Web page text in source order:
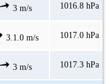
3 m/s 1016.8 hPa
3.1.0 m/s 1017.0 hPa
3 m/s 1017.3 hPa